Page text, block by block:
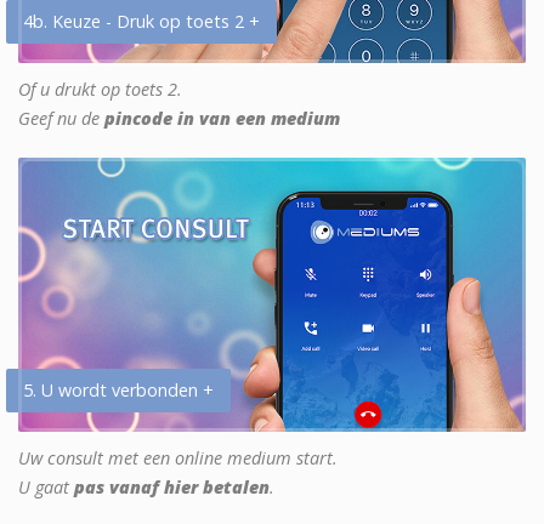
4b. Keuze - Druk op toets 2 +
Of u drukt op toets 2.
Geef nu de pincode in van een medium
5. U wordt verbonden +
Uw consult met een online medium start.
U gaat pas vanaf hier betalen.